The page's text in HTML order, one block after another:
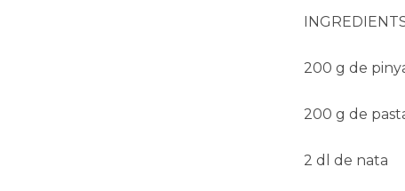
publicació:
200 g de
200 g de
2 dl de nata